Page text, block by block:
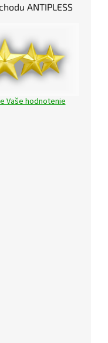
ANTIPLESS
Vaše hodnotenie